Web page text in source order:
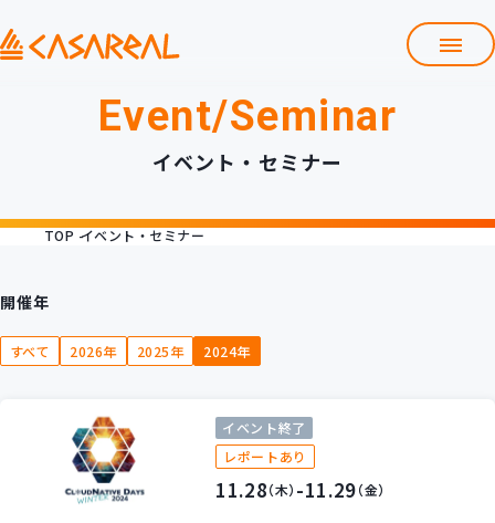
プロダクト開発支援
カスタマイズコース 教材購入
新規開発サービス
Event/Seminar
イベント・セミナー
TOP イベント・セミナー
開催年
すべて 2026年 2025年 2024年
イベント終了
レポートあり
11.28（木） -11.29（金）